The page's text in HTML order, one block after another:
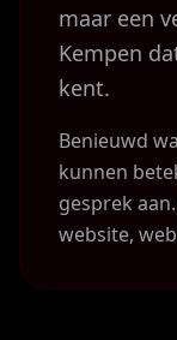
maar een
Kempen
kent.
Benieuwd
kunnen
gesprek
website,